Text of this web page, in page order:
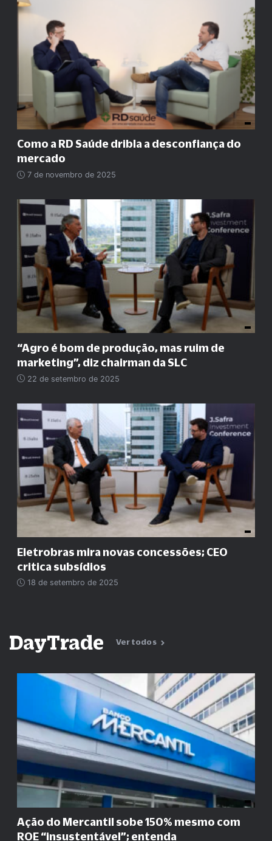
Como a RD Saúde dribla a desconfiança do
mercado
7 de novembro de 2025
“Agro é bom de produção, mas ruim de
marketing”, diz chairman da SLC
22 de setembro de 2025
Eletrobras mira novas concessões; CEO
critica subsídios
18 de setembro de 2025
DayTrade Ver todos
Ação do Mercantil sobe 150% mesmo com
ROE“insustentável”; entenda